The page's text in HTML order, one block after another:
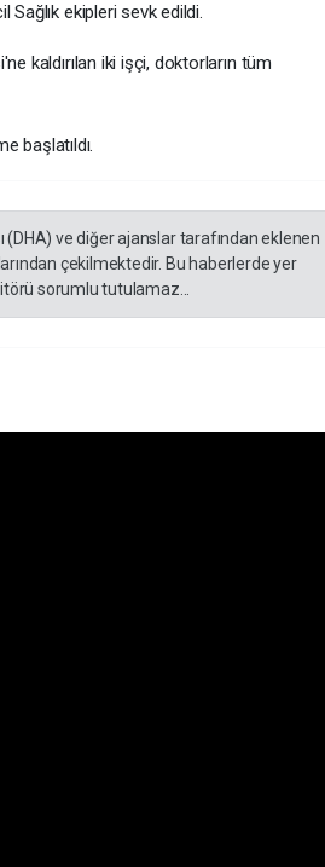
Sağlık ekipleri sevk edildi.
kaldırılan iki işçi, doktorların tüm
başlatıldı.
(DHA) ve diğer ajanslar tarafından eklenen
çekilmektedir. Bu haberlerde yer
sorumlu tutulamaz...